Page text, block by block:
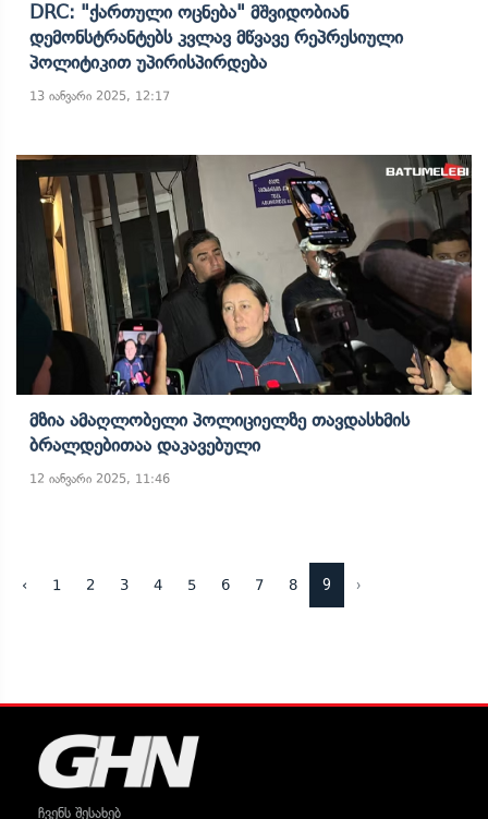
DRC: "ქართული Ოცნება" Მშვიდობიან
Დემონსტრანტებს Კვლავ Მწვავე Რეპრესიული
Პოლიტიკით Უპირისპირდება
13 იანვარი 2025, 12:17
Მზია Ამაღლობელი Პოლიციელზე Თავდასხმის
Ბრალდებითაა Დაკავებული
12 იანვარი 2025, 11:46
‹ 1 2 3 4 5 6 7 8 9 ›
ჩვენს შესახებ